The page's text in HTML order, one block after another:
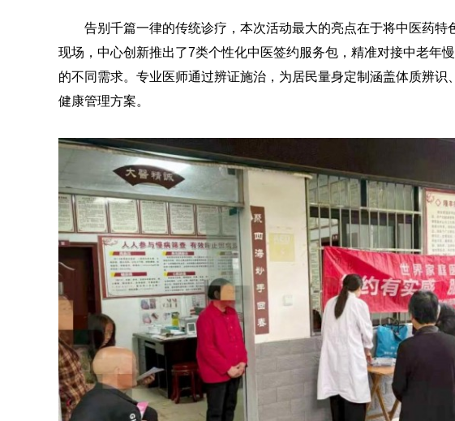
告别千篇一律的传统诊疗，本次活动最大的亮点在于将中医药特
现场，中心创新推出了7类个性化中医签约服务包，精准对接中老年
的不同需求。专业医师通过辨证施治，为居民量身定制涵盖体质辨识
健康管理方案。